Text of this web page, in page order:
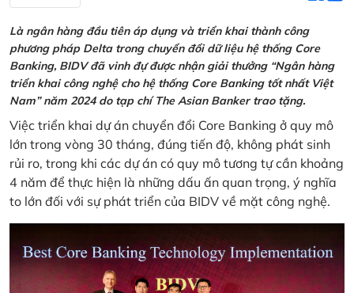
Là ngân hàng đầu tiên áp dụng và triển khai thành công
phương pháp Delta trong chuyển đổi dữ liệu hệ thống Core
Banking, BIDV đã vinh đự được nhận giải thưởng “Ngân hàng
triển khai công nghệ cho hệ thống Core Banking tốt nhất Việt
Nam” năm 2024 do tạp chí The Asian Banker trao tặng.
Việc triển khai dự án chuyển đổi Core Banking ở quy mô
lớn trong vòng 30 tháng, đúng tiến độ, không phát sinh
rủi ro, trong khi các dự án có quy mô tương tự cần khoảng
4 năm để thực hiện là những dấu ấn quan trọng, ý nghĩa
to lớn đối với sự phát triển của BIDV về mặt công nghệ.